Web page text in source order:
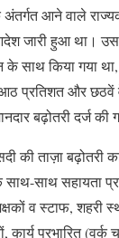
आने वाले
जारी हुआ था। उस
साथ किया गया
आठ प्रतिशत और छठवें
बढ़ोतरी दर्ज की
की ताज़ा बढ़ोतरी
साथ-साथ सहायता
व स्टाफ, शहरी
कार्य प्रभारित (वर्क